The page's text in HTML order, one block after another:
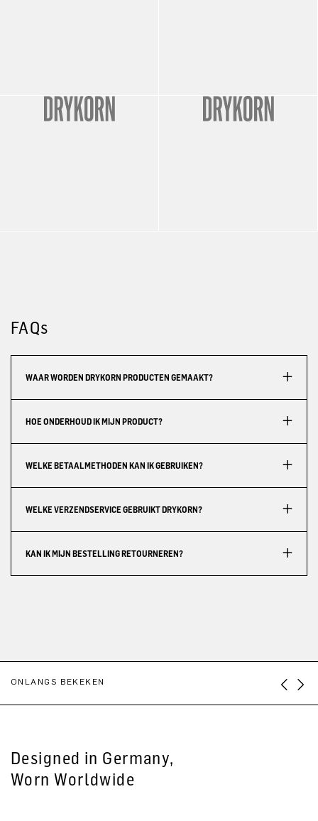
FAQs
WAAR WORDEN DRYKORN PRODUCTEN GEMAAKT?
HOE ONDERHOUD IK MIJN PRODUCT?
WELKE BETAALMETHODEN KAN IK GEBRUIKEN?
WELKE VERZENDSERVICE GEBRUIKT DRYKORN?
KAN IK MIJN BESTELLING RETOURNEREN?
ONLANGS BEKEKEN
Designed in Germany,
Worn Worldwide